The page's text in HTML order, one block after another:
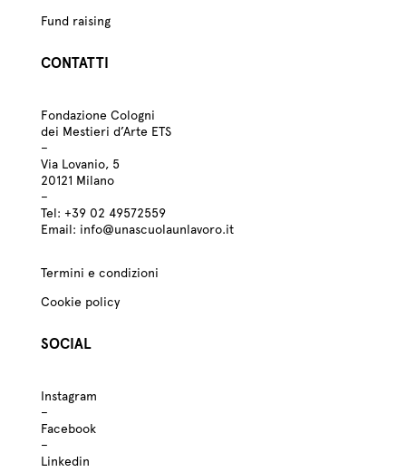
Fund raising
CONTATTI
Fondazione Cologni
dei Mestieri d’Arte ETS
–
Via Lovanio, 5
20121 Milano
–
Tel: +3902 49572559
Email: info@unascuolaunlavoro.it
Termini e condizioni
Cookie policy
SOCIAL
Instagram
–
Facebook
–
Linkedin